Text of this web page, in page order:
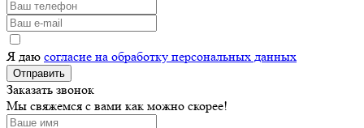
Я даю согласие на обработку персональных данных
Отправить
Заказать звонок
Мы свяжемся с вами как можно скорее!